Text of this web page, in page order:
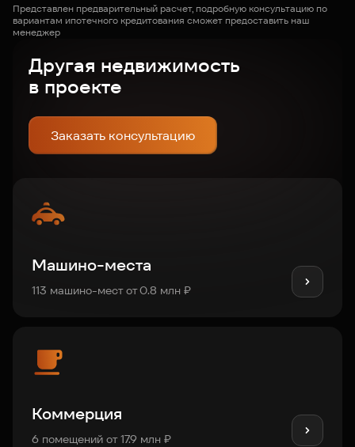
Представлен предварительный расчет, подробную консультацию по
вариантам ипотечного кредитования сможет предоставить наш
менеджер
Другая недвижимость
в проекте
Заказать консультацию
Машино-места
113 машино-мест от 0.8 млн ₽
Коммерция
6 помещений от 17.9 млн ₽